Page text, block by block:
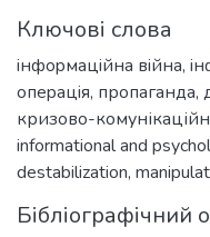
Ключові слова
iнфopмaцiйнa вiйнa,
oпepaцiя, пропаганда,
кризово-
informational and
destabilization,
Бібліографічний